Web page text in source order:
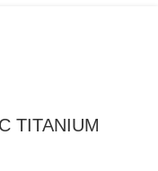
TITANIUM